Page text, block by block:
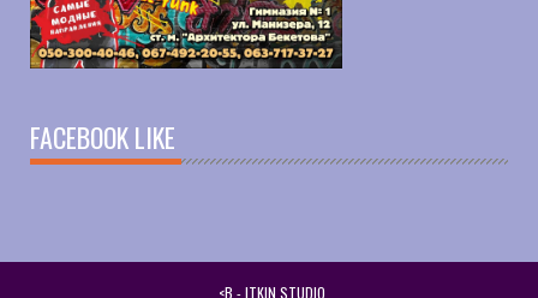
FACEBOOK LIKE
SEO -ITKIN.STUDIO